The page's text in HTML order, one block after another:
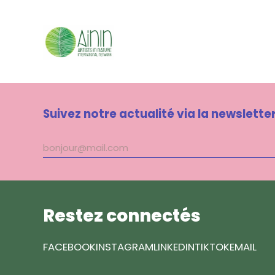
Suivez notre actualité via la
Adresse
mail
Restez connectés
FACEBOOKINSTAGRAMLINKEDINTIKTOKEMAIL